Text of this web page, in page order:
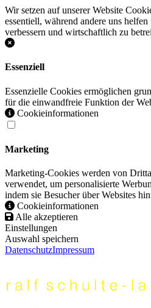
Wir setzen auf unserer Website
essentiell, während andere uns
verbessern und wirtschaftlich zu
Essenziell
Essenzielle Cookies ermöglichen
für die einwandfreie Funktion der
Cookieinformationen
Marketing
Marketing-Cookies werden von
verwendet, um personalisierte
indem sie Besucher über Websites
Cookieinformationen
Alle akzeptieren
Einstellungen
Auswahl speichern
DatenschutzImpressum